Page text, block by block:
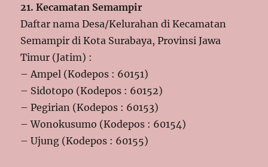
21. Kecamatan Semampir
Daftar nama Desa/Kelurahan di Kecamatan
Semampir di Kota Surabaya, Provinsi Jawa
Timur (Jatim) :
– Ampel (Kodepos : 60151)
– Sidotopo (Kodepos : 60152)
– Pegirian (Kodepos : 60153)
– Wonokusumo (Kodepos : 60154)
– Ujung (Kodepos : 60155)